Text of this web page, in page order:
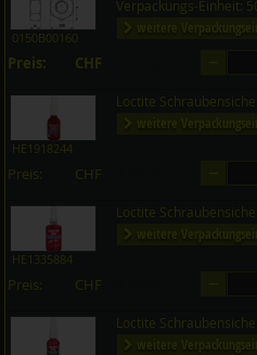
0150B00160
Verpackungs-Einheit:
weitere
Preis: CHF
HE1918244
Loctite
weitere
Preis: CHF
HE1335884
Loctite
weitere
Preis: CHF
Loctite
weitere